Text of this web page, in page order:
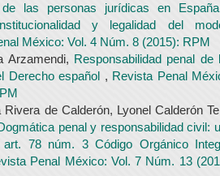
de las personas jurídicas en
y legalidad del
México: Vol. 4 Núm. 8 (2015): RPM
Arzamendi, Responsabilidad penal de
Derecho español , Revista Penal
de Calderón, Lyonel Calderón
penal y responsabilidad civil:
art. 78 núm. 3 Código Orgánico
Penal México: Vol. 7 Núm. 13